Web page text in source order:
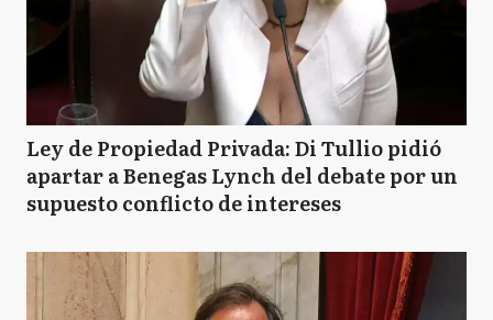
Ley de Propiedad Privada: Di Tullio pidió
apartar a Benegas Lynch del debate por un
supuesto conflicto de intereses